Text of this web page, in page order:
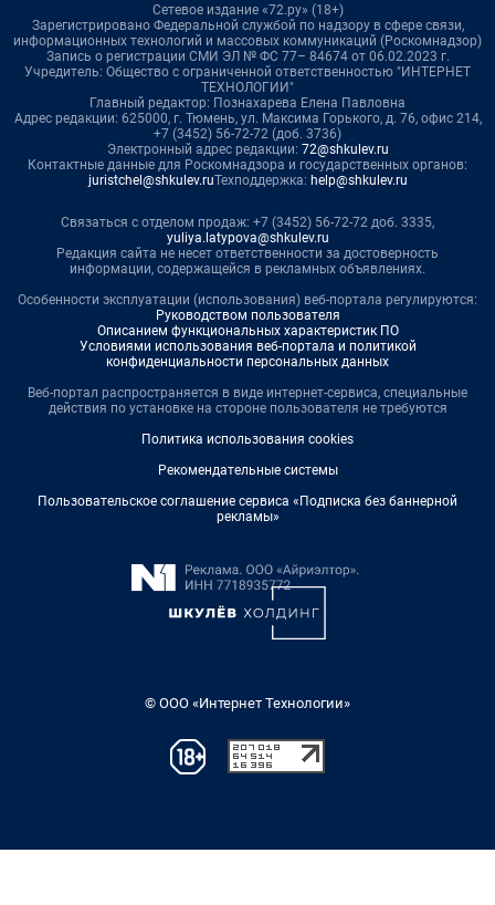
Сетевое издание «72.ру» (18+)
Зарегистрировано Федеральной службой по надзору в сфере связи,
информационных технологий и массовых коммуникаций (Роскомнадзор)
Запись о регистрации СМИ ЭЛ № ФС 77– 84674 от 06.02.2023 г.
Учредитель: Общество с ограниченной ответственностью "ИНТЕРНЕТ
ТЕХНОЛОГИИ"
Главный редактор: Познахарева Елена Павловна
Адрес редакции: 625000, г. Тюмень, ул. Максима Горького, д. 76, офис 214,
+7 (3452) 56-72-72 (доб. 3736)
Электронный адрес редакции: 72@shkulev.ru
Контактные данные для Роскомнадзора и государственных органов:
juristchel@shkulev.ruТехподдержка: help@shkulev.ru
Связаться с отделом продаж: +7 (3452) 56-72-72 доб. 3335,
yuliya.latypova@shkulev.ru
Редакция сайта не несет ответственности за достоверность
информации, содержащейся в рекламных объявлениях.
Особенности эксплуатации (использования) веб-портала регулируются:
Руководством пользователя
Описанием функциональных характеристик ПО
Условиями использования веб-портала и политикой
конфиденциальности персональных данных
Веб-портал распространяется в виде интернет-сервиса, специальные
действия по установке на стороне пользователя не требуются
Политика использования cookies
Рекомендательные системы
Пользовательское соглашение сервиса «Подписка без баннерной
рекламы»
© ООО «Интернет Технологии»